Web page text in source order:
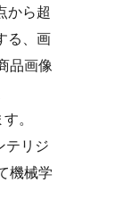
から超
る、画
品画像
。
テリジ
機械学